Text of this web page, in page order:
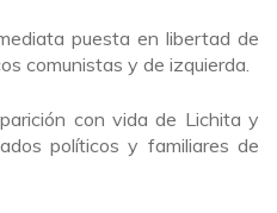
puesta en libertad de
comunistas y de izquierda.
con vida de Lichita y
políticos y familiares de